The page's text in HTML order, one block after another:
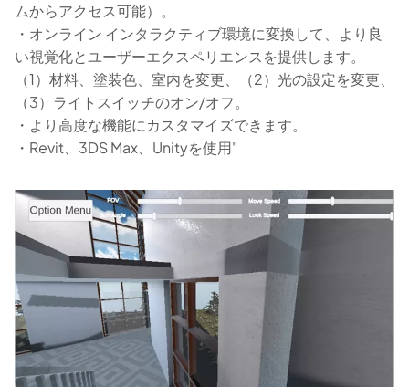
ムからアクセス可能）。
・オンライン インタラクティブ環境に変換して、より良
い視覚化とユーザーエクスペリエンスを提供します。
（1）材料、塗装色、室内を変更、（2）光の設定を変更、
（3）ライトスイッチのオン/オフ。
・より高度な機能にカスタマイズできます。
・Revit、3DS Max、Unityを使用"